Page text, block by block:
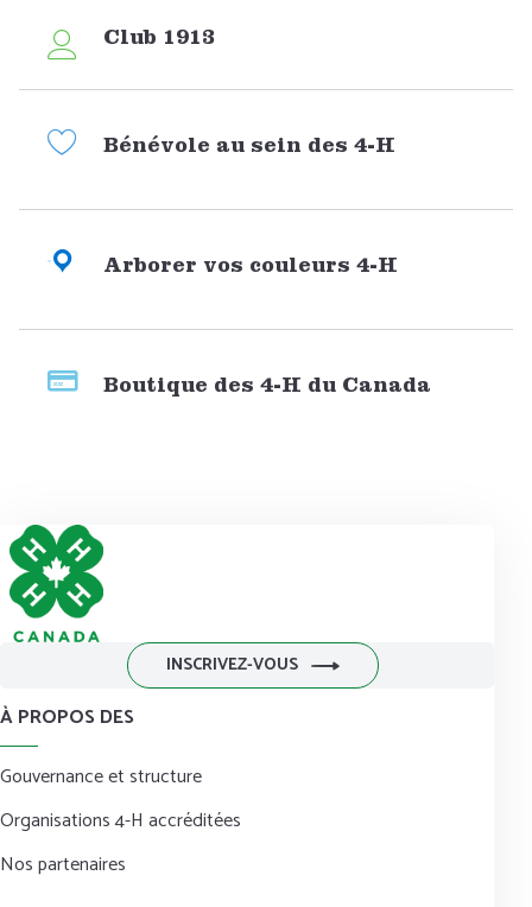
Club 1913
Bénévole au sein des 4-H
Arborer vos couleurs 4-H
Boutique des 4-H du Canada
INSCRIVEZ-VOUS
À PROPOS DES
Gouvernance et structure
Organisations 4-H accréditées
Nos partenaires